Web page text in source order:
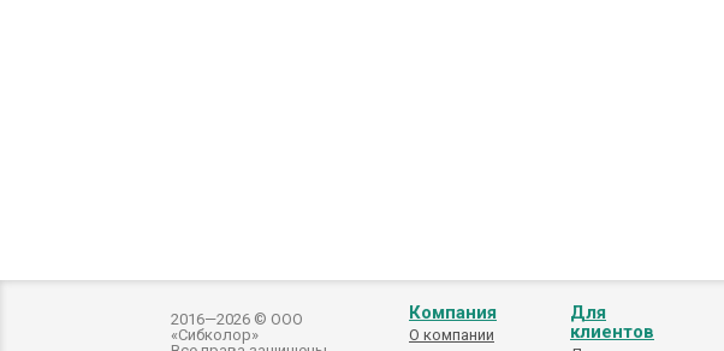
2016—2026 © ООО
«Сибколор»
Компания
О компании
Для
клиентов